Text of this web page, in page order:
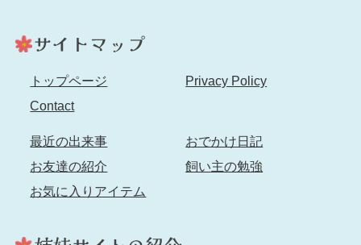
トップページ
Privacy Policy
Contact
最近の出来事
おでかけ日記
お友達の紹介
飼い主の勉強
お気に入りアイテム